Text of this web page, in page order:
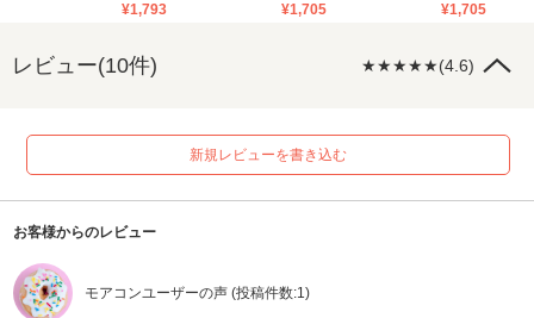
¥1,793 ¥1,705 ¥1,705
レビュー(10件) ★★★★★(4.6)
新規レビューを書き込む
お客様からのレビュー
モアコンユーザーの声 (投稿件数:1)